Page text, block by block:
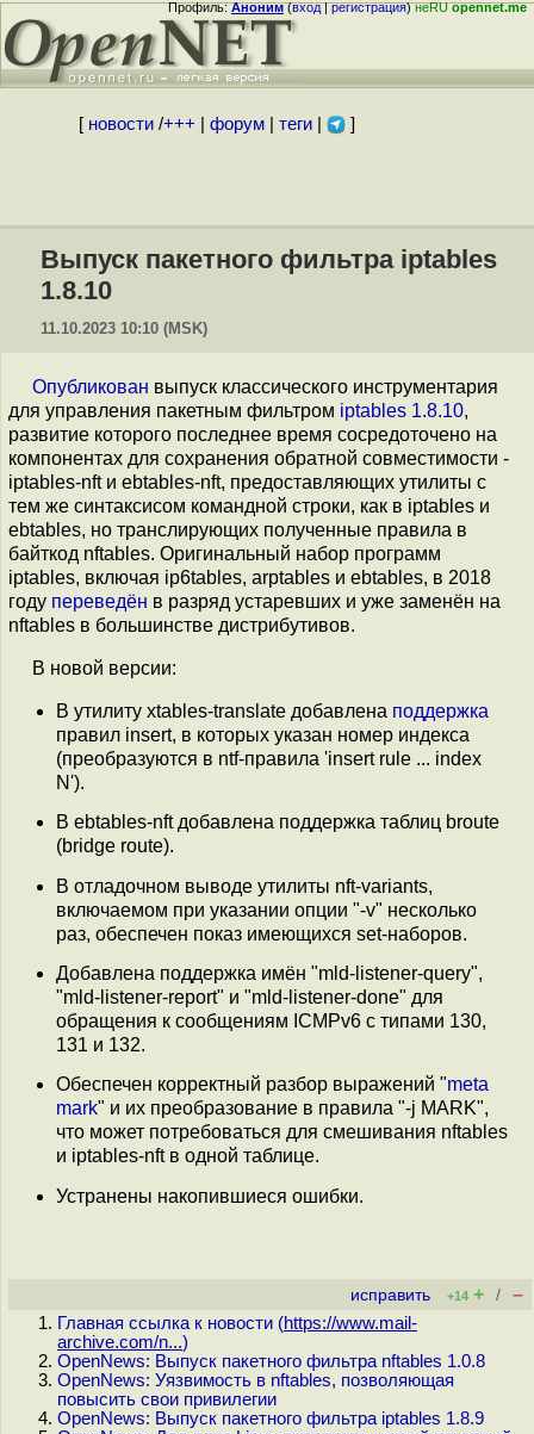
Профиль:Аноним(вход|регистрация)неRUopennet.me
[ новости/+++ форум| теги| ]
Выпуск пакетного фильтра iptables
1.8.10
11.10.2023 10:10 (MSK)
Опубликован выпуск классического инструментария
для управления пакетным фильтром iptables 1.8.10,
развитие которого последнее время сосредоточено на
компонентах для сохранения обратной совместимости -
iptables-nft и ebtables-nft, предоставляющих утилиты с
тем же синтаксисом командной строки, как в iptables и
ebtables, но транслирующих полученные правила в
байткод nftables. Оригинальный набор программ
iptables, включая ip6tables, arptables и ebtables, в 2018
году переведён в разряд устаревших и уже заменён на
nftables в большинстве дистрибутивов.
В новой версии:
В утилиту xtables-translate добавлена поддержка
правил insert, в которых указан номер индекса
(преобразуются в ntf-правила 'insert rule ... index
N').
В ebtables-nft добавлена поддержка таблиц broute
(bridge route).
В отладочном выводе утилиты nft-variants,
включаемом при указании опции "-v" несколько
раз, обеспечен показ имеющихся set-наборов.
Добавлена поддержка имён "mld-listener-query",
"mld-listener-report" и "mld-listener-done" для
обращения к сообщениям ICMPv6 с типами 130,
131 и 132.
Обеспечен корректный разбор выражений "meta
mark" и их преобразование в правила "-j MARK",
что может потребоваться для смешивания nftables
и iptables-nft в одной таблице.
Устранены накопившиеся ошибки.
исправить +14 + / –
Главная ссылка к новости (https://www.mail-
archive.com/n...)
OpenNews: Выпуск пакетного фильтра nftables 1.0.8
OpenNews: Уязвимость в nftables, позволяющая
повысить свои привилегии
OpenNews: Выпуск пакетного фильтра iptables 1.8.9